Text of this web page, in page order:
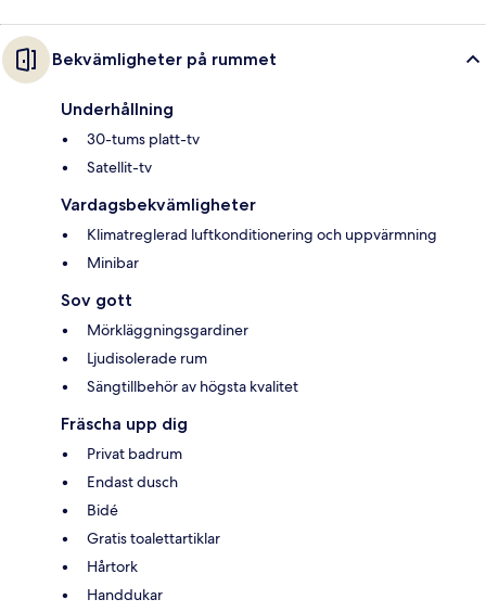
Bekvämligheter på rummet
Underhållning
30-tums platt-tv
Satellit-tv
Vardagsbekvämligheter
Klimatreglerad luftkonditionering och uppvärmning
Minibar
Sov gott
Mörkläggningsgardiner
Ljudisolerade rum
Sängtillbehör av högsta kvalitet
Fräscha upp dig
Privat badrum
Endast dusch
Bidé
Gratis toalettartiklar
Hårtork
Handdukar